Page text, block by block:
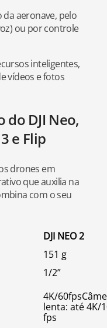
aeronave, pelo
ou por controle
inteligentes,
vídeos e fotos
DJI Neo,
e Flip
drones em
que auxilia na
com o seu
DJI NEO 2
151 g
1/2”
4K/
lenta: até 4K/
fps